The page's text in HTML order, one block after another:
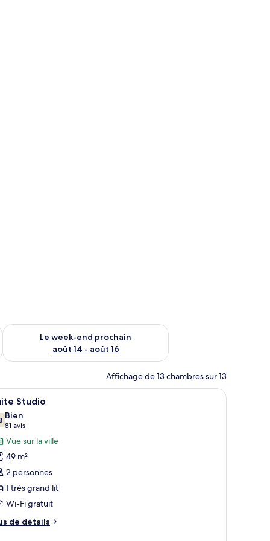
août 7 - août 9
Le week-end prochain
août 14 - août 16
Vérifier la disponibilité pour le week-end prochain août 14 -
Affichage de 13 chambres sur 13
une télévision et un mur orné d’un motif décoratif.
:
Une chambre avec un grand lit, un mur
4 Studio
sur 10
Bien
81 avis
(81 avis)
Vue sur la ville
49 m²
2 personnes
1 très grand lit
Wi-Fi gratuit
de détails